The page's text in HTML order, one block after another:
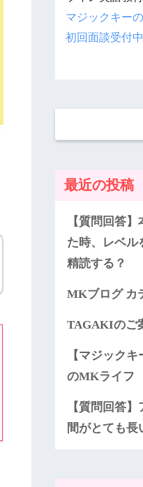
マジックキー
初回面談受付
最近の投稿
【質問回答
た時、レベル
精読する？
MKブログ カ
TAGAKIのご
【マジック
のMKライフ
【質問回答
間がとても